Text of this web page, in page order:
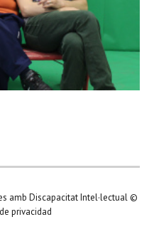
amb Discapacitat Intel·lectual ©
privacidad